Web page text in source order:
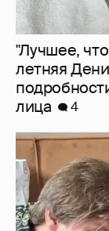
Павел
отметили